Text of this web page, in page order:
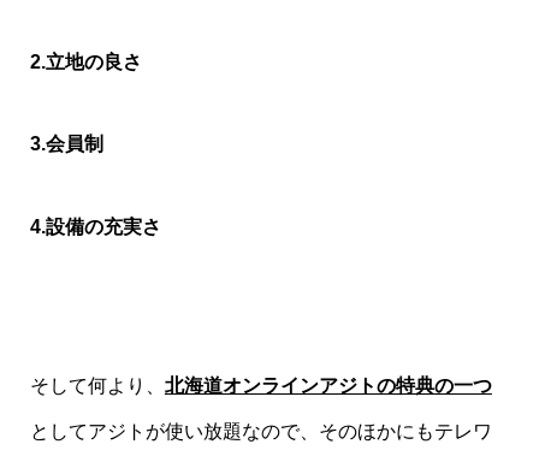
2.立地の良さ
3.会員制
4.設備の充実さ
そして何より、 北海道オンラインアジトの特典の一つ
としてアジトが使い放題なので、そのほかにもテレワ